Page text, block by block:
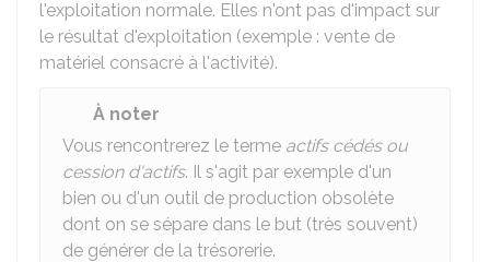
l'exploitation normale. Elles n'ont pas d'impact sur
le résultat d'exploitation (exemple : vente de
matériel consacré à l'activité).
À noter
Vous rencontrerez le terme actifs cédés ou
cession d'actifs. Il s'agit par exemple d'un
bien ou d'un outil de production obsolète
dont on se sépare dans le but (très souvent)
de générer de la trésorerie.